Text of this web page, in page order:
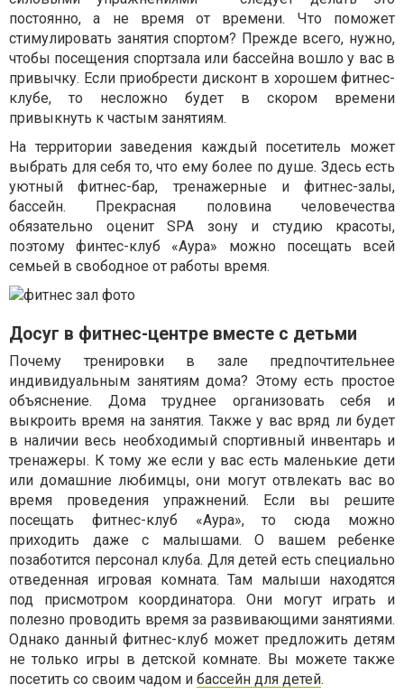
постоянно, а не время от времени. Что поможет
стимулировать занятия спортом? Прежде всего, нужно,
чтобы посещения спортзала или бассейна вошло у вас в
привычку. Если приобрести дисконт в хорошем фитнес-
клубе, то несложно будет в скором времени
привыкнуть к частым занятиям.
На территории заведения каждый посетитель может
выбрать для себя то, что ему более по душе. Здесь есть
уютный фитнес-бар, тренажерные и фитнес-залы,
бассейн. Прекрасная половина человечества
обязательно оценит SPA зону и студию красоты,
поэтому финтес-клуб «Аура» можно посещать всей
семьей в свободное от работы время.
Досуг в фитнес-центре вместе с детьми
Почему тренировки в зале предпочтительнее
индивидуальным занятиям дома? Этому есть простое
объяснение. Дома труднее организовать себя и
выкроить время на занятия. Также у вас вряд ли будет
в наличии весь необходимый спортивный инвентарь и
тренажеры. К тому же если у вас есть маленькие дети
или домашние любимцы, они могут отвлекать вас во
время проведения упражнений. Если вы решите
посещать фитнес-клуб «Аура», то сюда можно
приходить даже с малышами. О вашем ребенке
позаботится персонал клуба. Для детей есть специально
отведенная игровая комната. Там малыши находятся
под присмотром координатора. Они могут играть и
полезно проводить время за развивающими занятиями.
Однако данный фитнес-клуб может предложить детям
не только игры в детской комнате. Вы можете также
посетить со своим чадом и бассейн для детей.